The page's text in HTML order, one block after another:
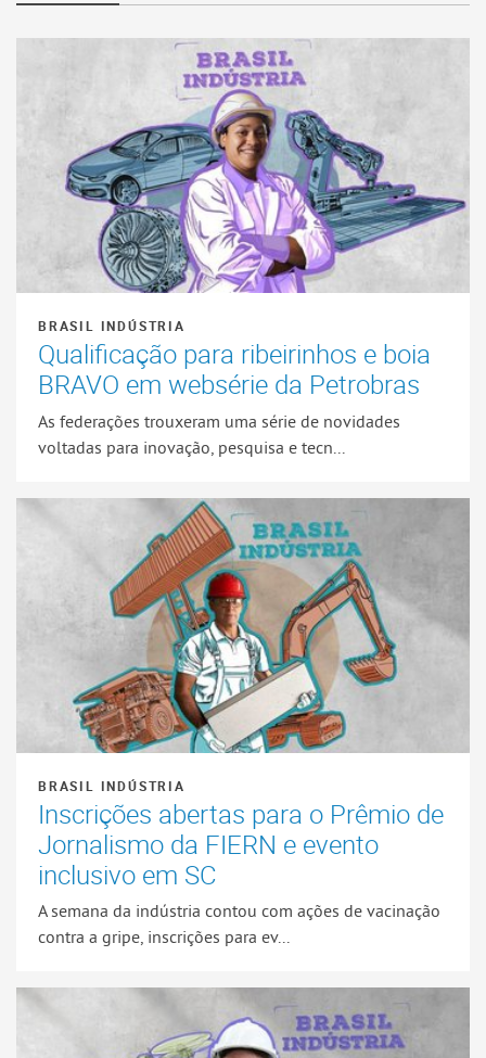
BRASIL INDÚSTRIA
Qualificação para ribeirinhos e boia
BRAVO em websérie da Petrobras
As federações trouxeram uma série de novidades
voltadas para inovação, pesquisa e tecn...
BRASIL INDÚSTRIA
Inscrições abertas para o Prêmio de
Jornalismo da FIERN e evento
inclusivo em SC
A semana da indústria contou com ações de vacinação
contra a gripe, inscrições para ev...